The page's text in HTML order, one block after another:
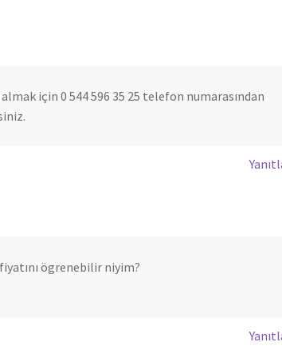
için 0 544 596 35 25 telefon numarasından
ögrenebilir niyim?